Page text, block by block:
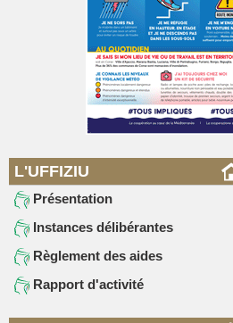
L'UFFIZIU
Présentation
Instances délibérantes
Règlement des aides
Rapport d'activité